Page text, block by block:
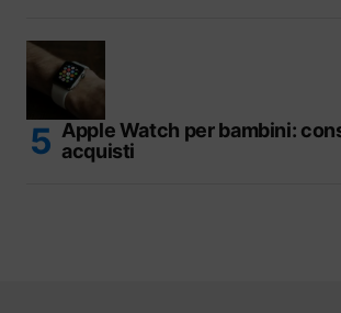
Apple Watch per bambini:
acquisti